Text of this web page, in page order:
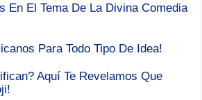
En El Tema De La Divina Comedia
Para Todo Tipo De Idea!
Aquí Te Revelamos Que